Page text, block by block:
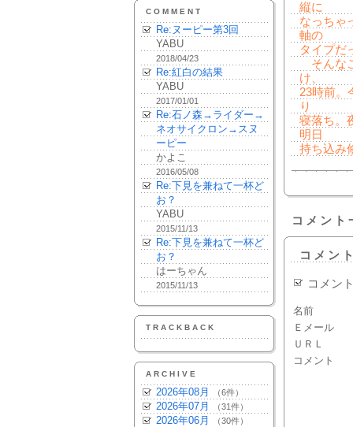
COMMENT
Re:ヌーピー第3回
YABU
2018/04/23
Re:紅白の結果
YABU
2017/01/01
Re:石ノ森→ライダー→
ネオサイクロン→スヌ
ーピー
かよこ
2016/05/08
Re:下見を兼ねて一杯ど
お？
YABU
2015/11/13
Re:下見を兼ねて一杯ど
お？
はーちゃん
2015/11/13
TRACKBACK
ARCHIVE
2026年08月 （6件）
2026年07月 （31件）
2026年06月 （30件）
縦に
なっちゃ
軸の
タイプだ
そんな
け、
23時前。
り
寝落ち。
明日
持ち込み
コメント
コメン
コメン
名前
Ｅメール
ＵＲＬ
コメント